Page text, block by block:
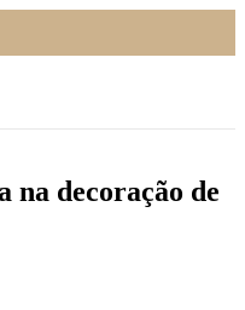
na decoração de